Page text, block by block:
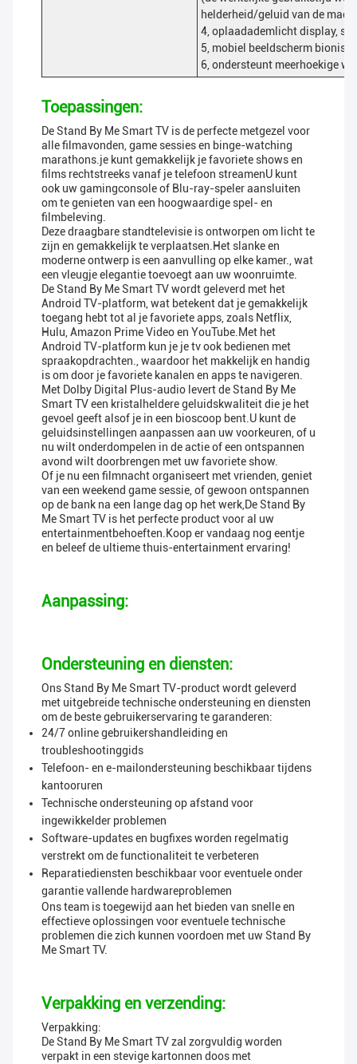
helderheid/geluid van de
4, oplaadademlicht display,
5, mobiel beeldscherm
6, ondersteunt meerhoekige
Toepassingen:
De Stand By Me Smart TV is de perfecte metgezel voor
alle filmavonden, game sessies en binge-watching
marathons.je kunt gemakkelijk je favoriete shows en
films rechtstreeks vanaf je telefoon streamenU kunt
ook uw gamingconsole of Blu-ray-speler aansluiten
om te genieten van een hoogwaardige spel- en
filmbeleving.
Deze draagbare standtelevisie is ontworpen om licht te
zijn en gemakkelijk te verplaatsen.Het slanke en
moderne ontwerp is een aanvulling op elke kamer., wat
een vleugje elegantie toevoegt aan uw woonruimte.
De Stand By Me Smart TV wordt geleverd met het
Android TV-platform, wat betekent dat je gemakkelijk
toegang hebt tot al je favoriete apps, zoals Netflix,
Hulu, Amazon Prime Video en YouTube.Met het
Android TV-platform kun je je tv ook bedienen met
spraakopdrachten., waardoor het makkelijk en handig
is om door je favoriete kanalen en apps te navigeren.
Met Dolby Digital Plus-audio levert de Stand By Me
Smart TV een kristalheldere geluidskwaliteit die je het
gevoel geeft alsof je in een bioscoop bent.U kunt de
geluidsinstellingen aanpassen aan uw voorkeuren, of u
nu wilt onderdompelen in de actie of een ontspannen
avond wilt doorbrengen met uw favoriete show.
Of je nu een filmnacht organiseert met vrienden, geniet
van een weekend game sessie, of gewoon ontspannen
op de bank na een lange dag op het werk,De Stand By
Me Smart TV is het perfecte product voor al uw
entertainmentbehoeften.Koop er vandaag nog eentje
en beleef de ultieme thuis-entertainment ervaring!
Aanpassing:
Ondersteuning en diensten:
Ons Stand By Me Smart TV-product wordt geleverd
met uitgebreide technische ondersteuning en diensten
om de beste gebruikerservaring te garanderen:
24/7 online gebruikershandleiding en
troubleshootinggids
Telefoon- en e-mailondersteuning beschikbaar tijdens
kantooruren
Technische ondersteuning op afstand voor
ingewikkelder problemen
Software-updates en bugfixes worden regelmatig
verstrekt om de functionaliteit te verbeteren
Reparatiediensten beschikbaar voor eventuele onder
garantie vallende hardwareproblemen
Ons team is toegewijd aan het bieden van snelle en
effectieve oplossingen voor eventuele technische
problemen die zich kunnen voordoen met uw Stand By
Me Smart TV.
Verpakking en verzending:
Verpakking:
De Stand By Me Smart TV zal zorgvuldig worden
verpakt in een stevige kartonnen doos met